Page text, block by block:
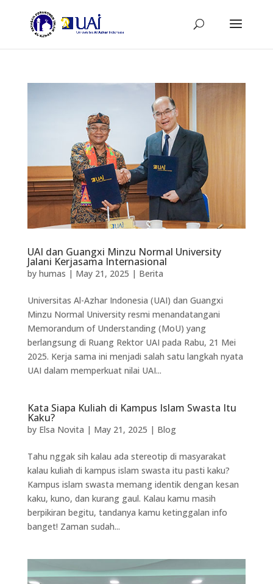
UAI dan Guangxi Minzu Normal University
Jalani Kerjasama Internasional
by humas | May 21, 2025 | Berita
Universitas Al-Azhar Indonesia (UAI) dan Guangxi
Minzu Normal University resmi menandatangani
Memorandum of Understanding (MoU) yang
berlangsung di Ruang Rektor UAI pada Rabu, 21 Mei
2025. Kerja sama ini menjadi salah satu langkah nyata
UAI dalam memperkuat nilai UAI...
Kata Siapa Kuliah di Kampus Islam Swasta Itu
Kaku?
by Elsa Novita | May 21, 2025 | Blog
Tahu nggak sih kalau ada stereotip di masyarakat
kalau kuliah di kampus islam swasta itu pasti kaku?
Kampus islam swasta memang identik dengan kesan
kaku, kuno, dan kurang gaul. Kalau kamu masih
berpikiran begitu, tandanya kamu ketinggalan info
banget! Zaman sudah...